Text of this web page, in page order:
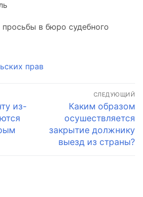
просьбы в бюро судебного
прав
из-
СЛЕДУЮЩИЙ
Следующая
запись:
Каким образом
осушествляется
закрытие должнику
выезд из страны?